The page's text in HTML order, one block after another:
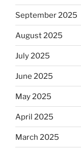
September 2025
August 2025
July 2025
June 2025
May 2025
April 2025
March 2025